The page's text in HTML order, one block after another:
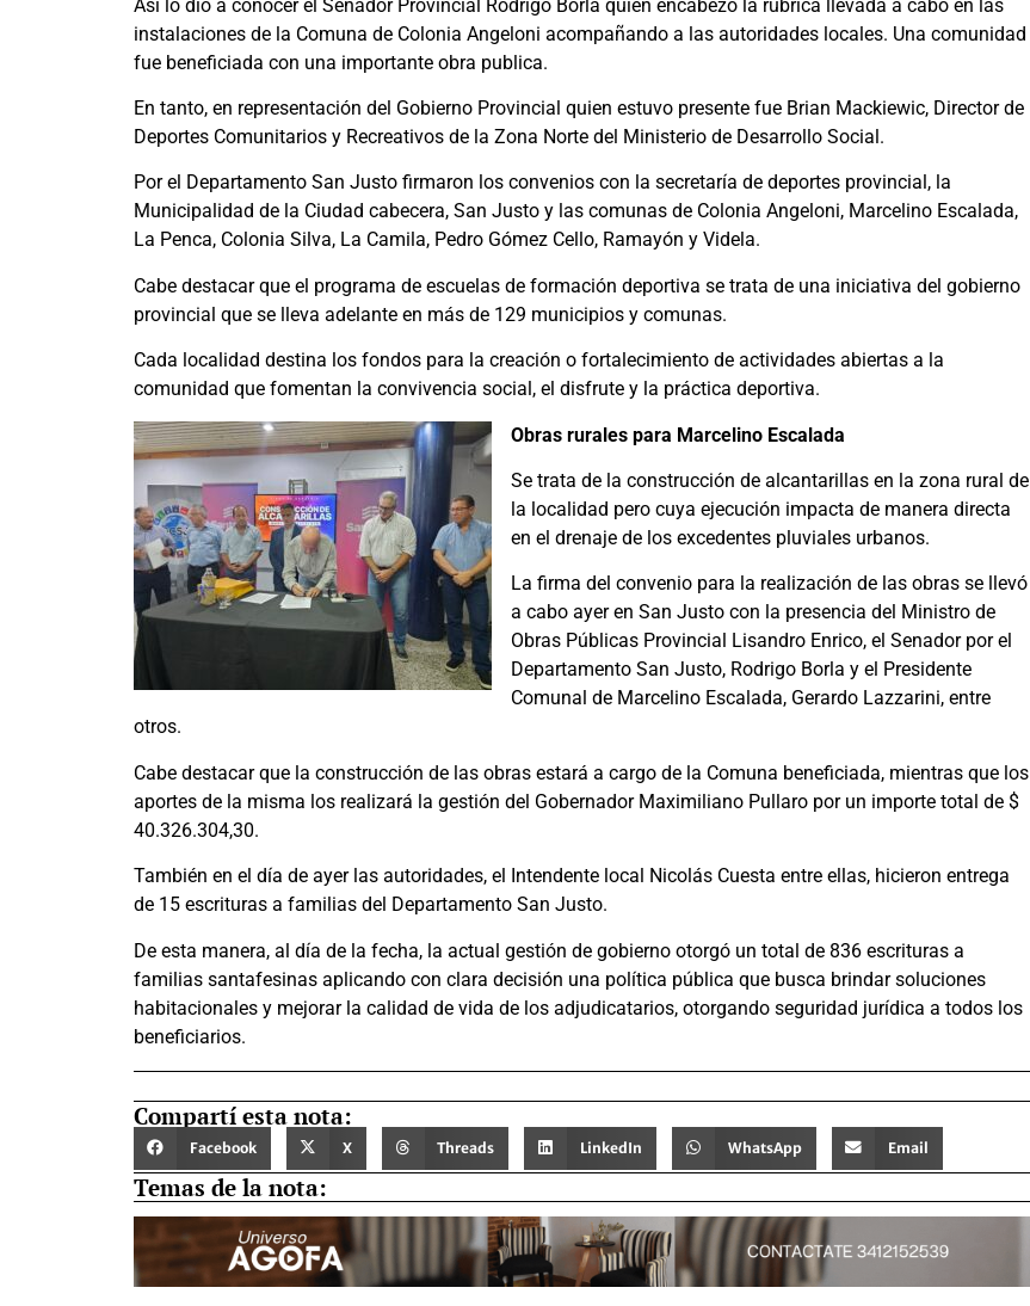
Así lo dio a conocer el Senador Provincial Rodrigo Borla quién encabezó la rúbrica llevada a cabo en las
instalaciones de la Comuna de Colonia Angeloni acompañando a las autoridades locales. Una comunidad
fue beneficiada con una importante obra publica.
En tanto, en representación del Gobierno Provincial quien estuvo presente fue Brian Mackiewic, Director de
Deportes Comunitarios y Recreativos de la Zona Norte del Ministerio de Desarrollo Social.
Por el Departamento San Justo firmaron los convenios con la secretaría de deportes provincial, la
Municipalidad de la Ciudad cabecera, San Justo y las comunas de Colonia Angeloni, Marcelino Escalada,
La Penca, Colonia Silva, La Camila, Pedro Gómez Cello, Ramayón y Videla.
Cabe destacar que el programa de escuelas de formación deportiva se trata de una iniciativa del gobierno
provincial que se lleva adelante en más de 129 municipios y comunas.
Cada localidad destina los fondos para la creación o fortalecimiento de actividades abiertas a la
comunidad que fomentan la convivencia social, el disfrute y la práctica deportiva.
Obras rurales para Marcelino Escalada
Se trata de la construcción de alcantarillas en la zona rural de
la localidad pero cuya ejecución impacta de manera directa
en el drenaje de los excedentes pluviales urbanos.
La firma del convenio para la realización de las obras se llevó
a cabo ayer en San Justo con la presencia del Ministro de
Obras Públicas Provincial Lisandro Enrico, el Senador por el
Departamento San Justo, Rodrigo Borla y el Presidente
Comunal de Marcelino Escalada, Gerardo Lazzarini, entre
otros.
Cabe destacar que la construcción de las obras estará a cargo de la Comuna beneficiada, mientras que los
aportes de la misma los realizará la gestión del Gobernador Maximiliano Pullaro por un importe total de $
40.326.304,30.
También en el día de ayer las autoridades, el Intendente local Nicolás Cuesta entre ellas, hicieron entrega
de 15 escrituras a familias del Departamento San Justo.
De esta manera, al día de la fecha, la actual gestión de gobierno otorgó un total de 836 escrituras a
familias santafesinas aplicando con clara decisión una política pública que busca brindar soluciones
habitacionales y mejorar la calidad de vida de los adjudicatarios, otorgando seguridad jurídica a todos los
beneficiarios.
Compartí esta nota:
Facebook X Threads LinkedIn WhatsApp Email
Temas de la nota: